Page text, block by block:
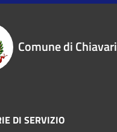
Comune di Chiavari
DI SERVIZIO